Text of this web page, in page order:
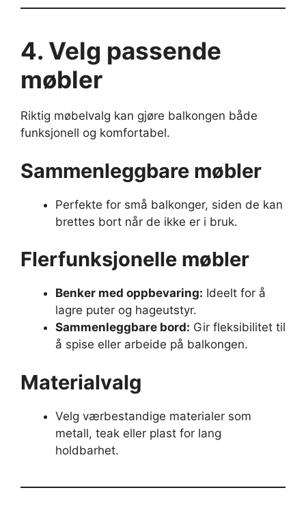
4. Velg passende
møbler
Riktig møbelvalg kan gjøre balkongen både
funksjonell og komfortabel.
Sammenleggbare møbler
Perfekte for små balkonger, siden de kan
brettes bort når de ikke er i bruk.
Flerfunksjonelle møbler
Benker med oppbevaring: Ideelt for å
lagre puter og hageutstyr.
Sammenleggbare bord: Gir fleksibilitet til
å spise eller arbeide på balkongen.
Materialvalg
Velg værbestandige materialer som
metall, teak eller plast for lang
holdbarhet.